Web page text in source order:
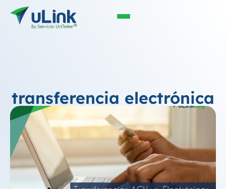
transferencia electrónica